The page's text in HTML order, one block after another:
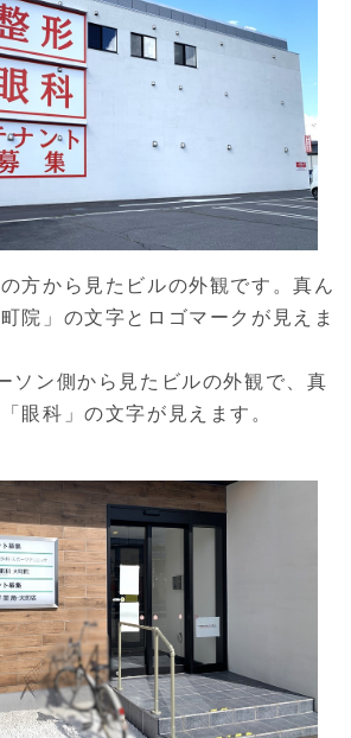
方から見たビルの外観です。真ん
院」の文字とロゴマークが見えま
ソン側から見たビルの外観で、真
眼科」の文字が見えます。